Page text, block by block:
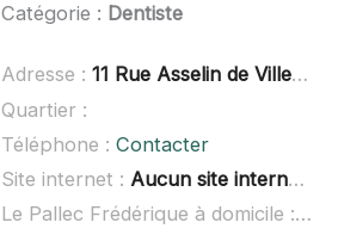
Catégorie : Dentiste
Adresse : 11 Rue Asselin de Villequier, 76930 Octeville-sur-Mer
Quartier :
Téléphone : Contacter
Site internet : Aucun site internet connu
Le Pallec Frédérique à domicile :